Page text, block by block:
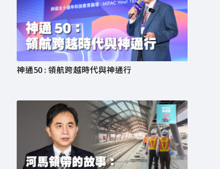
神通50 : 領航跨越時代與神通行